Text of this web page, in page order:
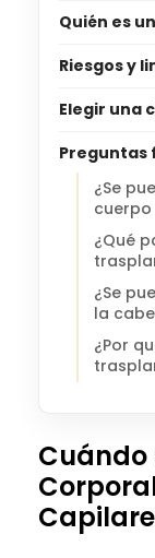
Quién es
Riesgos y
Elegir una
¿Se
¿Qué
¿Se
la
¿Por
Cuándo